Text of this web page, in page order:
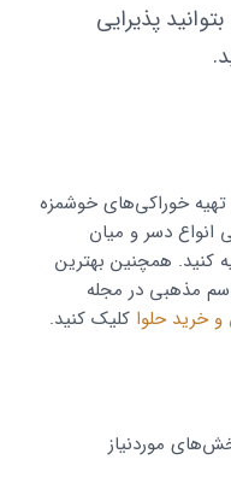
پذیرایی
تهیه خوراکی‌های خوشمزه
انواع دسر و میان
کنید. همچنین بهترین
مذهبی در مجله
خرید حلوا کلیک کنید.
موردنیاز